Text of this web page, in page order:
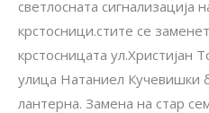
светлосната сигнализација
крстосници.стите се
крстосницата ул.Христијан
улица Натаниел Кучевишки
лантерна. Замена на стар